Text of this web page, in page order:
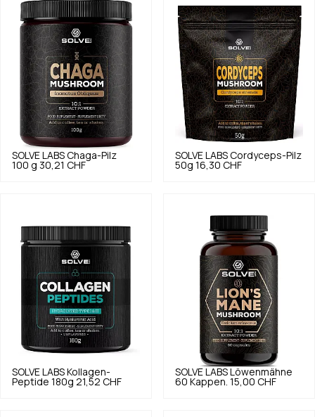
SOLVE LABS Chaga-Pilz
100 g 30,21 CHF
SOLVE LABS Cordyceps-Pilz
50g 16,30 CHF
SOLVE LABS Kollagen-
Peptide 180g 21,52 CHF
SOLVE LABS Löwenmähne
60 Kappen. 15,00 CHF